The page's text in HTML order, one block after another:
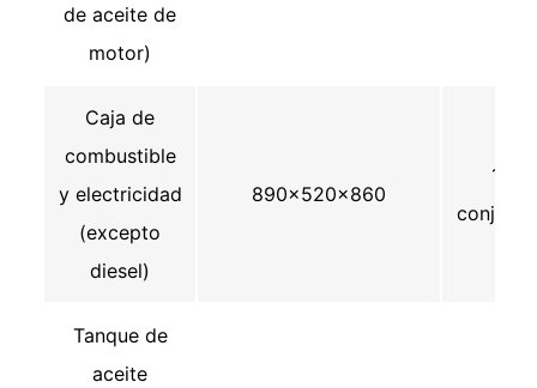
de aceite de
motor)
Caja de
combustible
y electricidad
(excepto
diesel)
890×520×860
1
conjunto
Tanque de
aceite